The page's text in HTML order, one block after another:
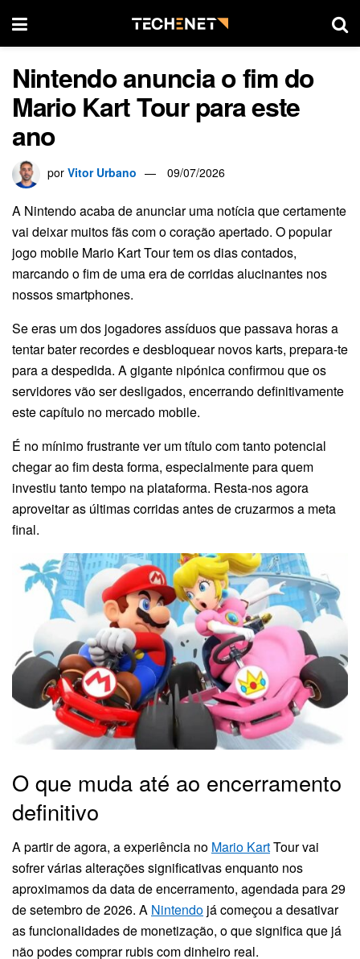
Nintendo anuncia o fim do
Mario Kart Tour para este
ano
por Vitor Urbano 09/07/2026
A Nintendo acaba de anunciar uma notícia que certamente
vai deixar muitos fãs com o coração apertado. O popular
jogo mobile Mario Kart Tour tem os dias contados,
marcando o fim de uma era de corridas alucinantes nos
nossos smartphones.
Se eras um dos jogadores assíduos que passava horas a
tentar bater recordes e desbloquear novos karts, prepara-te
para a despedida. A gigante nipónica confirmou que os
servidores vão ser desligados, encerrando definitivamente
este capítulo no mercado mobile.
É no mínimo frustrante ver um título com tanto potencial
chegar ao fim desta forma, especialmente para quem
investiu tanto tempo na plataforma. Resta-nos agora
aproveitar as últimas corridas antes de cruzarmos a meta
final.
O que muda até ao encerramento
definitivo
A partir de agora, a experiência no Mario KartTour vai
sofrer várias alterações significativas enquanto nos
aproximamos da data de encerramento, agendada para 29
de setembro de 2026. A Nintendo já começou a desativar
as funcionalidades de monetização, o que significa que já
não podes comprar rubis com dinheiro real.